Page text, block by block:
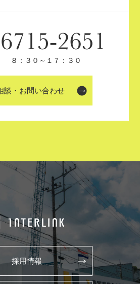
８：３０～１７：３０
談・お問い合わせ
採用情報